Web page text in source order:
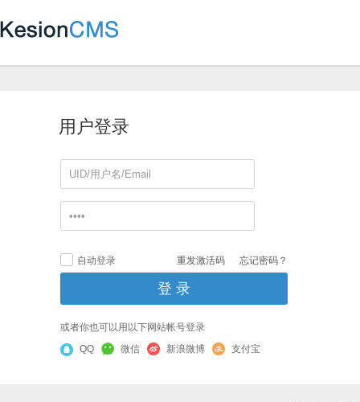
用户登录
自动登录 忘记密码？
重发激活码
或者你也可以用以下网站帐号登录
QQ
微信 新浪微博 支付宝